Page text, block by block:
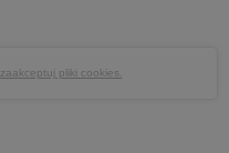
zaakceptuj pliki cookies.